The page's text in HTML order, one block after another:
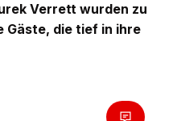
Verrett wurden zu
Gäste, die tief in ihre